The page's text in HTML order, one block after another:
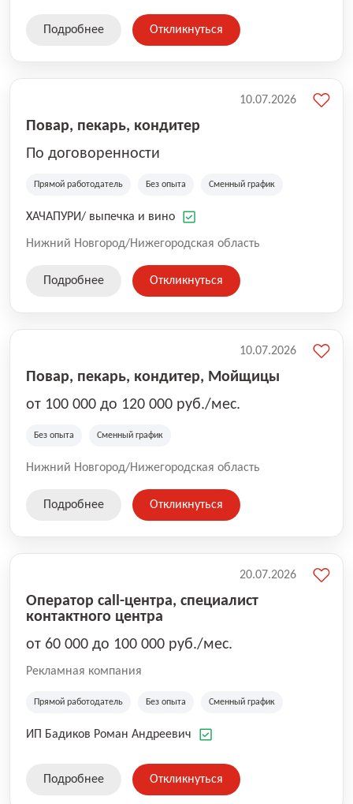
Подробнее Откликнуться
Повар, пекарь, кондитер
По договоренности
Прямой работодатель Без опыта Сменный график
ХАЧАПУРИ/ выпечка и вино
Нижний Новгород/Нижегородская область
10.07.2026
Подробнее Откликнуться
Повар, пекарь, кондитер, Мойщицы
от 100 000 до 120 000 руб./мес.
Без опыта Сменный график
Нижний Новгород/Нижегородская область
10.07.2026
Подробнее Откликнуться
Оператор call-центра, специалист
контактного центра
от 60 000 до 100 000 руб./мес.
Рекламная компания
Прямой работодатель Без опыта Сменный график
ИП Бадиков Роман Андреевич
20.07.2026
Подробнее Откликнуться